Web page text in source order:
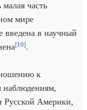
часть
мире
введена в научный
[10].
к
наблюдениям,
Русской Америки,